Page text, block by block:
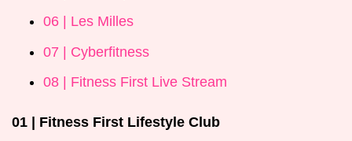
06 | Les Milles
07 | Cyberfitness
08 | Fitness First Live Stream
01 | Fitness First Lifestyle Club